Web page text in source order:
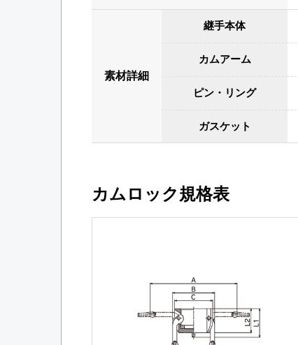
素材詳細
継手本体
カムアーム
ピン・リング
ガスケット
カムロック規格表